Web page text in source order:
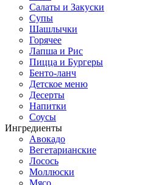
Салаты и Закуски
Супы
Шашлычки
Горячее
Лапша и Рис
Пицца и Бургеры
Бенто-ланч
Детское меню
Десерты
Напитки
Соусы
Ингредиенты
Авокадо
Вегетарианские
Лосось
Моллюски